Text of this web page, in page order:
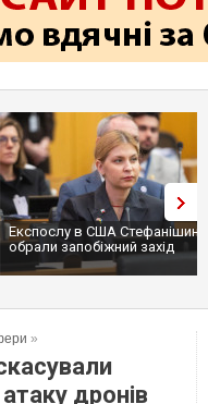
Експослу в США
обрали запобіжний захід
»
дронів